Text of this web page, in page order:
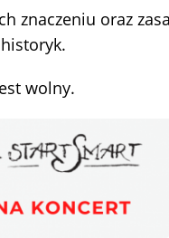
znaczeniu oraz
wolny.